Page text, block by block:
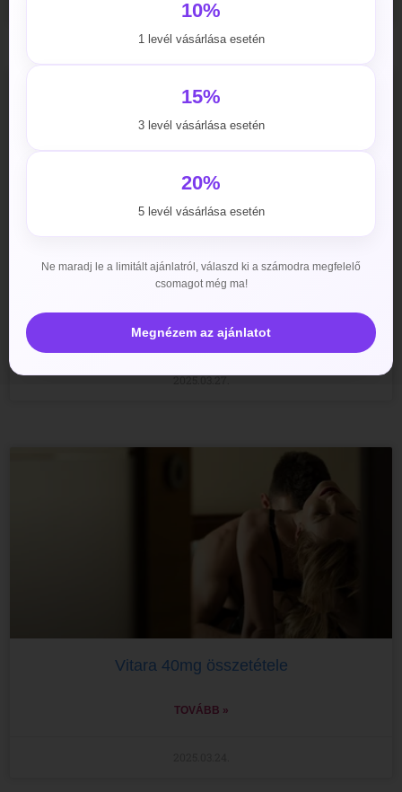
Vitara 40mg mellékhatásai
TOVÁBB »
2025.03.27.
Vitara 40mg összetétele
TOVÁBB »
10%
1 levél vásárlása esetén
15%
3 levél vásárlása esetén
20%
5 levél vásárlása esetén
Ne maradj le a limitált ajánlatról, válaszd ki a számodra megfelelő
csomagot még ma!
Megnézem az ajánlatot